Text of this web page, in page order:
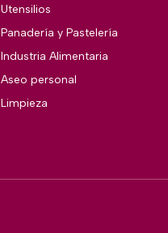
Utensilios
Panadería y Pastelería
Industria Alimentaria
Aseo personal
Limpieza